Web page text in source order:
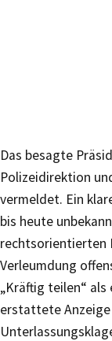
Das besagte
Polizeidirektion
vermeldet. Ein
bis heute
rechtsorientierten
Verleumdung
„Kräftig teilen“
erstattete